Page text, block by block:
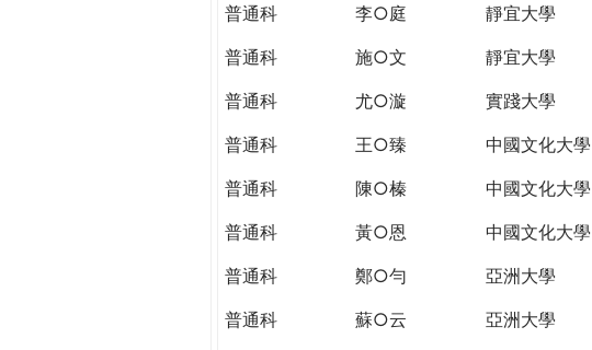
普通科
李○庭 靜宜大學
普通科
施○文 靜宜大學
普通科
尤○漩 實踐大學
普通科
王○臻 中國文化大學
普通科
陳○榛 中國文化大學
普通科
黃○恩 中國文化大學
普通科
鄭○勻 亞洲大學
普通科
蘇○云 亞洲大學